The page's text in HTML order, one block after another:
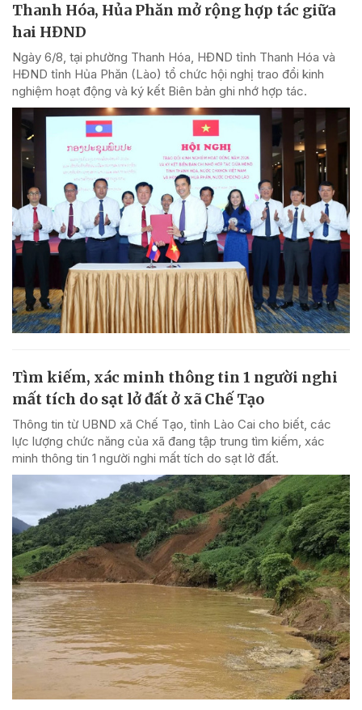
Thanh Hóa, Hủa Phăn mở rộng hợp tác giữa
hai HĐND
Ngày 6/8, tại phường Thanh Hóa, HĐND tỉnh Thanh Hóa và
HĐND tỉnh Hủa Phăn (Lào) tổ chức hội nghị trao đổi kinh
nghiệm hoạt động và ký kết Biên bản ghi nhớ hợp tác.
Tìm kiếm, xác minh thông tin 1 người nghi
mất tích do sạt lở đất ở xã Chế Tạo
Thông tin từ UBND xã Chế Tạo, tỉnh Lào Cai cho biết, các
lực lượng chức năng của xã đang tập trung tìm kiếm, xác
minh thông tin 1 người nghi mất tích do sạt lở đất.